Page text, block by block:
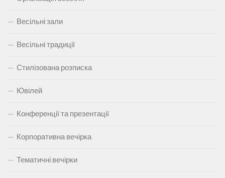
Весільні зали
Весільні традиції
Стилізована розписка
Ювілей
Конференції та презентації
Корпоративна вечірка
Тематичні вечірки